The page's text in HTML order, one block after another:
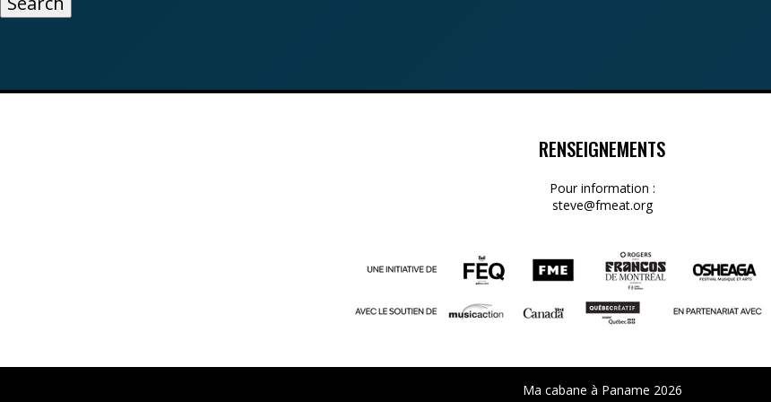
RENSEIGNEMENTS
Pour information :
steve@fmeat.org
Ma cabane à Paname 2026